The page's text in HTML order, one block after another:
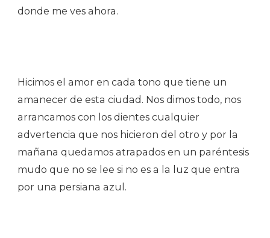
donde me ves ahora.
Hicimos el amor en cada tono que tiene un
amanecer de esta ciudad. Nos dimos todo, nos
arrancamos con los dientes cualquier
advertencia que nos hicieron del otro y por la
mañana quedamos atrapados en un paréntesis
mudo que no se lee si no es a la luz que entra
por una persiana azul.